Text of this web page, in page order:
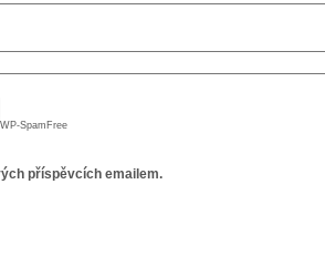
SpamFree
příspěvcích emailem.